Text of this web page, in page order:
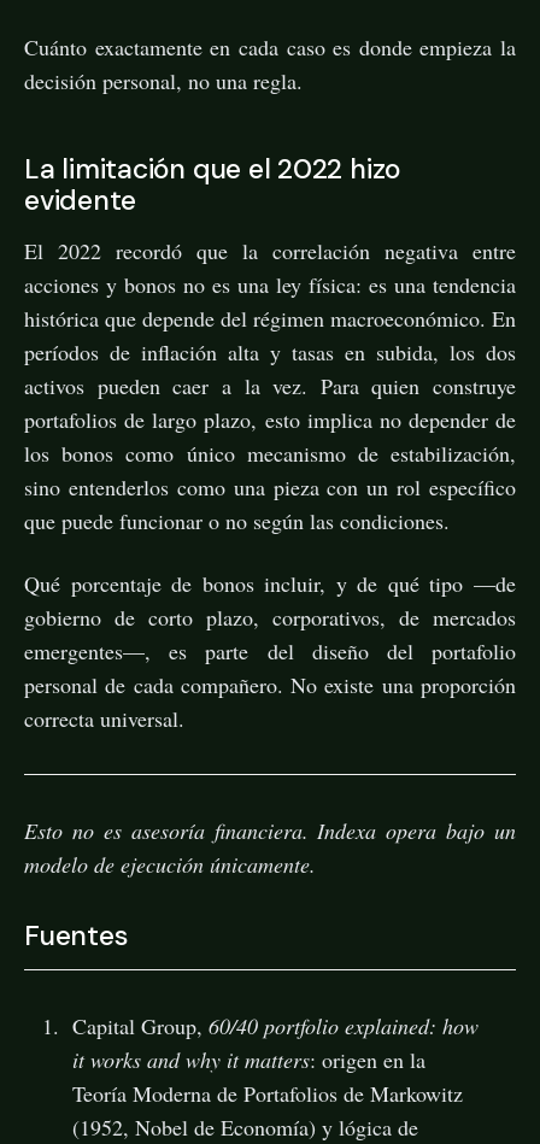
Cuánto exactamente en cada caso es donde empieza la
decisión personal, no una regla.
La limitación que el 2022 hizo
evidente
El 2022 recordó que la correlación negativa entre
acciones y bonos no es una ley física: es una tendencia
histórica que depende del régimen macroeconómico. En
períodos de inflación alta y tasas en subida, los dos
activos pueden caer a la vez. Para quien construye
portafolios de largo plazo, esto implica no depender de
los bonos como único mecanismo de estabilización,
sino entenderlos como una pieza con un rol específico
que puede funcionar o no según las condiciones.
Qué porcentaje de bonos incluir, y de qué tipo —de
gobierno de corto plazo, corporativos, de mercados
emergentes—, es parte del diseño del portafolio
personal de cada compañero. No existe una proporción
correcta universal.
Esto no es asesoría financiera. Indexa opera bajo un
modelo de ejecución únicamente.
Fuentes
Capital Group, 60/40 portfolio explained: how
it works and why it matters: origen en la
Teoría Moderna de Portafolios de Markowitz
(1952, Nobel de Economía) y lógica de